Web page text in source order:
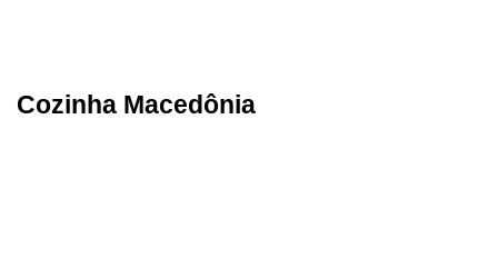
Cozinha Macedônia